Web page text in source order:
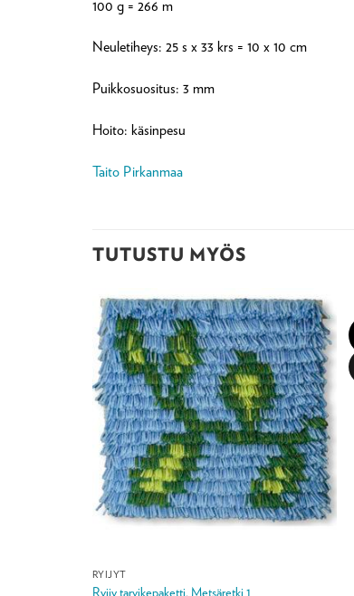
100 g = 266 m
Neuletiheys: 25 s x 33 krs = 10 x 10 cm
Puikkosuositus: 3 mm
Hoito: käsinpesu
Taito Pirkanmaa
TUTUSTU MYÖS
RYIJYT
Ryijy tarvikepaketti, Metsäretki 1